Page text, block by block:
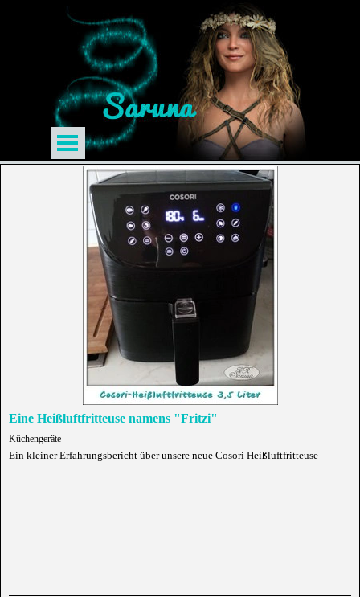
Eine Heißluftfritteuse namens "Fritzi"
Küchengeräte
Ein kleiner Erfahrungsbericht über unsere neue Cosori Heißluftfritteuse